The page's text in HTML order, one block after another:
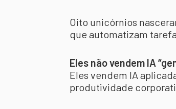
Oito unicórnios
que automatizam
Eles não vendem IA
Eles vendem IA
produtividade